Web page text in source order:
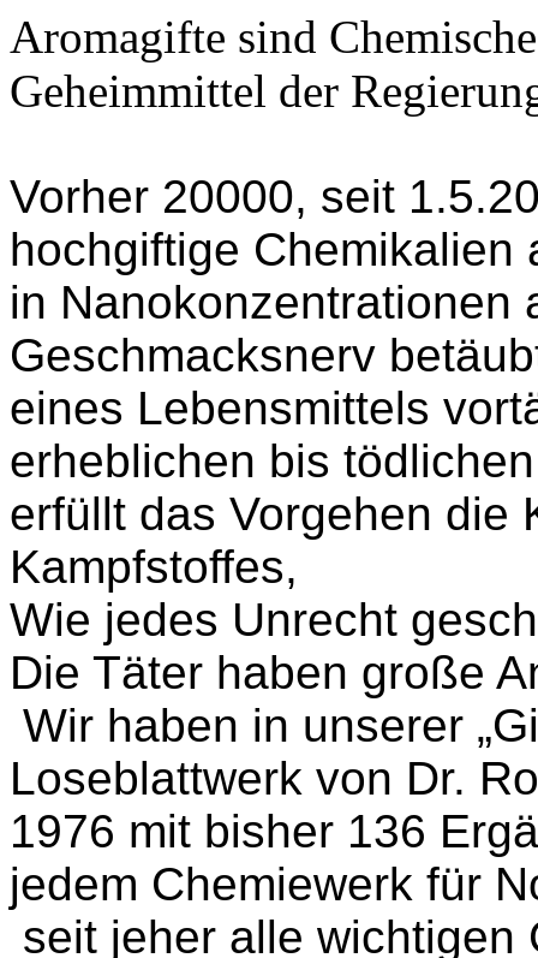
Aromagifte sind
Geheimmittel der
Vorher 20000, seit
hochgiftige Chemikalien
in Nanokonzentrationen
Geschmacksnerv
eines Lebensmittels
erheblichen bis
erfüllt das Vorgehen die
Kampfstoffes,
Wie jedes Unrecht
Die Täter haben große
Wir haben in unserer
Loseblattwerk von Dr.
1976 mit bisher 136
jedem Chemiewerk für
seit jeher alle wichtigen